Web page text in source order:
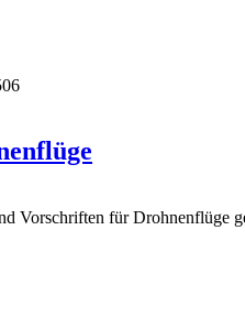
Vorschriften für Drohnenflüge